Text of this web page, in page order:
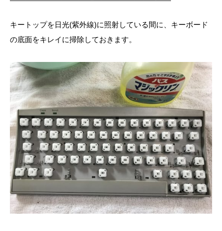
キートップを日光(紫外線)に照射している間に、キーボード
の底面をキレイに掃除しておきます。